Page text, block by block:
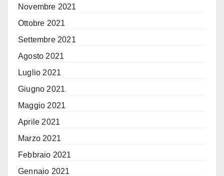
Novembre 2021
Ottobre 2021
Settembre 2021
Agosto 2021
Luglio 2021
Giugno 2021
Maggio 2021
Aprile 2021
Marzo 2021
Febbraio 2021
Gennaio 2021